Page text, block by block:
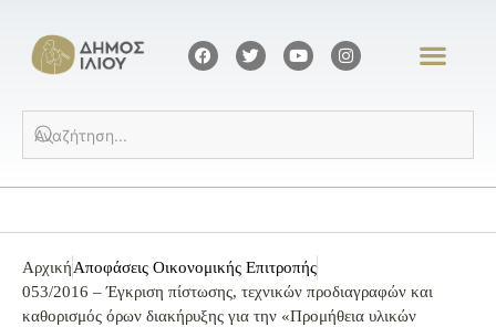
ΑρχικήΑποφάσεις Οικονομικής Επιτροπής
053/2016 – Έγκριση πίστωσης, τεχνικών προδιαγραφών και
καθορισμός όρων διακήρυξης για την «Προμήθεια υλικών